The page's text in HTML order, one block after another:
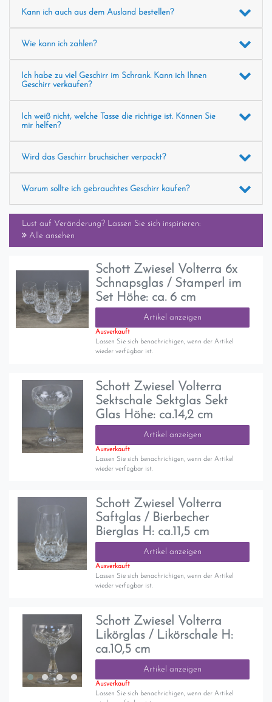
Kann ich auch aus dem Ausland bestellen?
Wie kann ich zahlen?
Ich habe zu viel Geschirr im Schrank. Kann ich Ihnen
Geschirr verkaufen?
Ich weiß nicht, welche Tasse die richtige ist. Können Sie
mir helfen?
Wird das Geschirr bruchsicher verpackt?
Warum sollte ich gebrauchtes Geschirr kaufen?
Lust auf Veränderung? Lassen Sie sich inspirieren:
Alle ansehen
Schott Zwiesel Volterra 6x
Schnapsglas / Stamperl im
Set Höhe: ca. 6 cm
Artikel anzeigen
Ausverkauft
Lassen Sie sich benachrichigen, wenn der Artikel
wieder verfügbar ist.
Schott Zwiesel Volterra
Sektschale Sektglas Sekt
Glas Höhe: ca.14,2 cm
Artikel anzeigen
Ausverkauft
Lassen Sie sich benachrichigen, wenn der Artikel
wieder verfügbar ist.
Schott Zwiesel Volterra
Saftglas / Bierbecher
Bierglas H: ca.11,5 cm
Artikel anzeigen
Ausverkauft
Lassen Sie sich benachrichigen, wenn der Artikel
wieder verfügbar ist.
Schott Zwiesel Volterra
Likörglas / Likörschale H:
ca.10,5 cm
Artikel anzeigen
Ausverkauft
Lassen Sie sich benachrichigen, wenn der Artikel